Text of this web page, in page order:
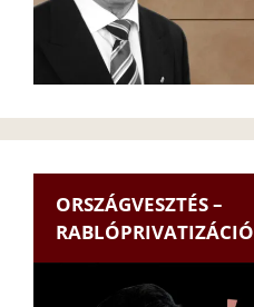
ORSZÁGVESZTÉS –
RABLÓPRIVATIZÁCIÓ